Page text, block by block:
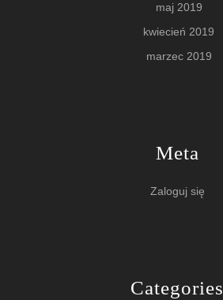
maj 2019
kwiecień 2019
marzec 2019
Meta
Zaloguj się
Categories